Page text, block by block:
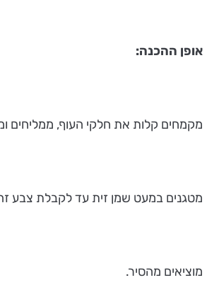
אופן ההכנה:
מקמחים קלות את חלקי העוף, ממליחים
מטגנים במעט שמן זית עד לקבלת צבע
מוציאים מהסיר.